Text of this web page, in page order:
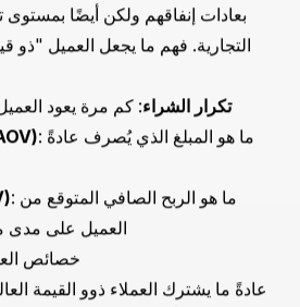
العالية. فهم لا يقودون إيرادات
رؤى قيمة حول ما يجعل منتجاتك أو
ذلك، من خلال استراتيجيات
تجربة المستخدم واستشارات النمو
تعزيز هذه العلاقات بشكل أكبر.
ستكون مجهزًا بالتكتيكات
لعملائك الأوائل، مما يقوي نمو عملك واستقراره.
فهم
عادةً ما يُشار إلى العملاء ذوي